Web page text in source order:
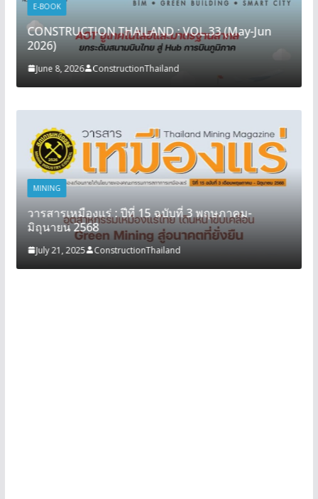
E-BOOK
CONSTRUCTION THAILAND : VOL.33 (May-Jun
2026)
June 8, 2026 ConstructionThailand
MINING
วารสารเหมืองแร่ : ปีที่ 15 ฉบับที่ 3 พฤษภาคม-
มิถุนายน 2568
July 21, 2025 ConstructionThailand